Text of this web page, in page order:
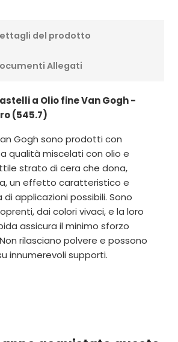
del prodotto
Allegati
a Olio fine Van Gogh -
(545.7)
Gogh sono prodotti con
qualità miscelati con olio e
strato di cera che dona,
un effetto caratteristico e
applicazioni possibili. Sono
dai colori vivaci, e la loro
assicura il minimo sforzo
rilasciano polvere e possono
innumerevoli supporti.